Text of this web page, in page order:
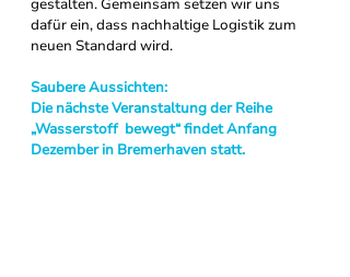
gestalten. Gemeinsam setzen wir uns
dafür ein, dass nachhaltige Logistik zum
neuen Standard wird.
Saubere Aussichten:
Die nächste Veranstaltung der Reihe
„Wasserstoff  bewegt“ findet Anfang
Dezember in Bremerhaven statt.